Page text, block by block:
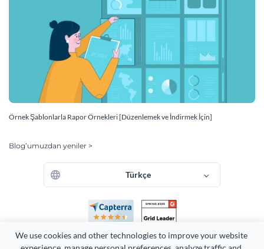
We use cookies and other technologies to improve your website
Örnek Şablonlarla Rapor Örnekleri [Düzenlemek ve İndirmek İçin]
Blog’umuzdan yeniler >
Türkçe